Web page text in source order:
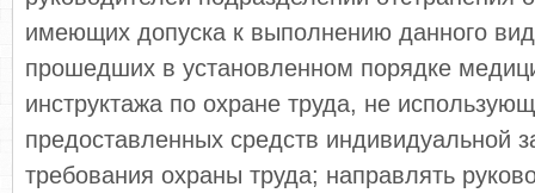
имеющих допуска к выполнению данного
прошедших в установленном порядке
инструктажа по охране труда, не
предоставленных средств
требования охраны труда; направлять